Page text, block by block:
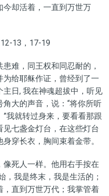
却活着，一直到万世万
13，17-19
难，同王权和同忍耐的，
给耶稣作证，曾经到了一
日, 我在神魂超拔中，听见
大的声音，说：“将你所听
我就转过身来，要看看那跟
七盏金灯台，在这些灯台
穿长衣，胸间束着金带。
死人一样。他用右手按在
，我是终末，我是生活的；
直到万世万代；我掌管着